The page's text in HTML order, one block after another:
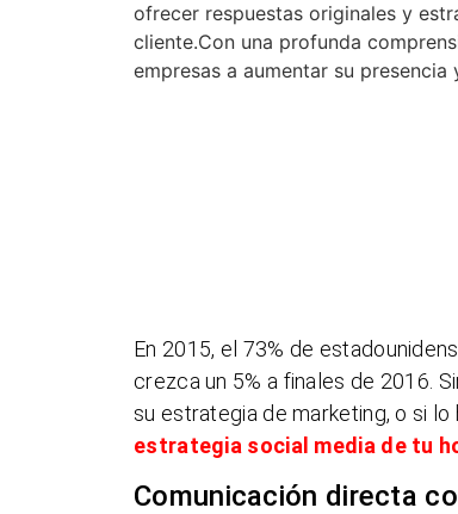
ofrecer respuestas originales y
cliente.Con una profunda
empresas a aumentar su
En 2015, el 73% de
crezca un 5% a finales de 2016.
su estrategia de marketing, o si
estrategia social media de tu
Comunicación directa